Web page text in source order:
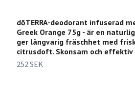
dōTERRA-deodorant infuserad
Greek Orange 75g - är en
ger långvarig fräschhet med
citrusdoft. Skonsam och
252 SEK